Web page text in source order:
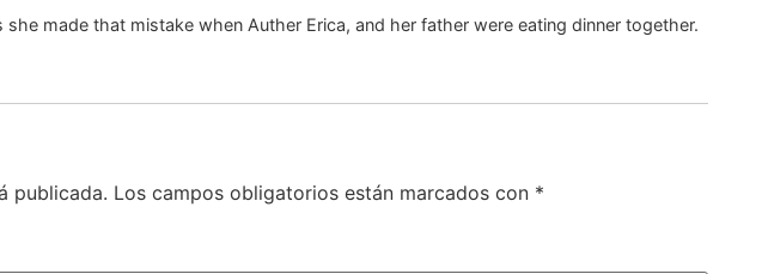
she made that mistake when Auther Erica, and her father were eating dinner together.
publicada. Los campos obligatorios están marcados con *